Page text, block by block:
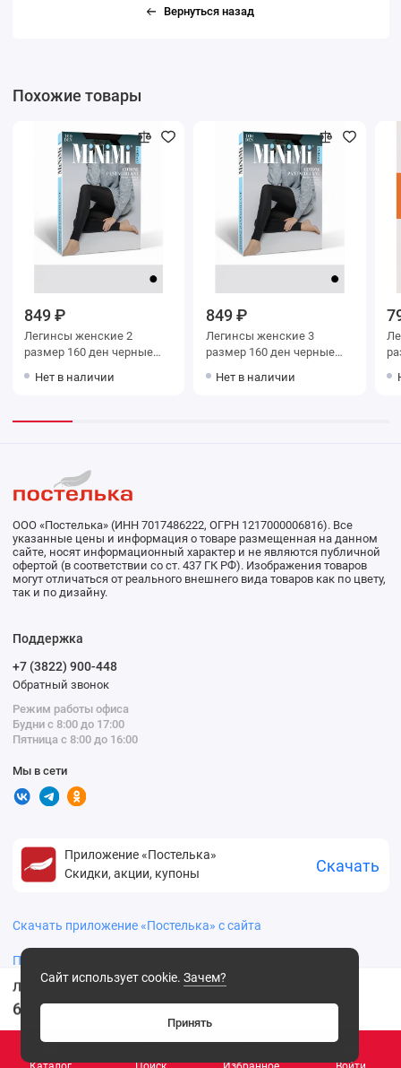
Легинсы женские 2 размер 240 ден черные Teatro
699 .00 ₽
Вернуться назад
Похожие товары
849 ₽
Легинсы женские 2
размер 160 ден черные
Нет в наличии
849 ₽
Легинсы женские 3
размер 160 ден черные
Нет в наличии
Сайт использует cookie. Зачем?
Принять
ООО «Постелька» (ИНН 7017486222, ОГРН 1217000006816). Все
указанные цены и информация о товаре размещенная на данном
сайте, носят информационный характер и не являются публичной
офертой (в соответствии со ст. 437 ГК РФ). Изображения товаров
могут отличаться от реального внешнего вида товаров как по цвету,
так и по дизайну.
Поддержка
+7 (3822) 900-448
Обратный звонок
Режим работы офиса
Будни с 8:00 до 17:00
Пятница с 8:00 до 16:00
Мы в сети
Приложение «Постелька»
Скидки, акции, купоны
Скачать
Скачать приложение «Постелька» с сайта
Политика конфиденциальности